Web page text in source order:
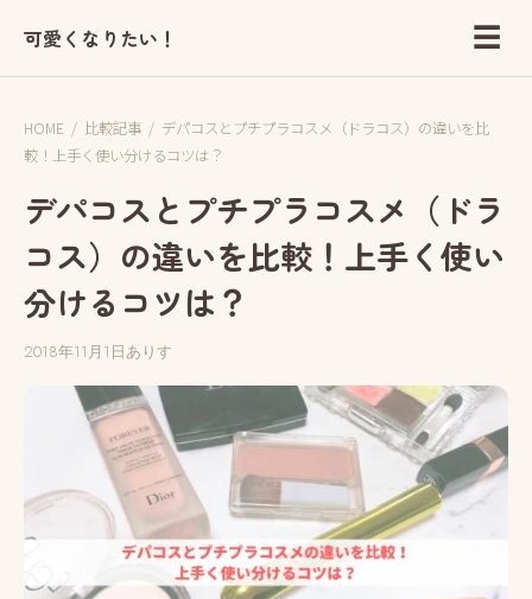
可愛くなりたい！ ☰
HOME / 比較記事 / デパコスとプチプラコスメ（ドラコス）の違いを比
較！上手く使い分けるコツは？
デパコスとプチプラコスメ（ドラ
コス）の違いを比較！上手く使い
分けるコツは？
2018年11月1日ありす